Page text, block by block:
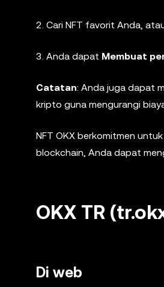
2. Cari NFT favorit Anda,
3. Anda dapat Membuat
Catatan: Anda juga dapat
kripto guna mengurangi
NFT OKX berkomitmen
blockchain, Anda dapat
OKX TR
Di web